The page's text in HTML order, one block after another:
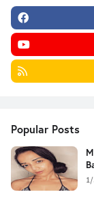
Popular Posts